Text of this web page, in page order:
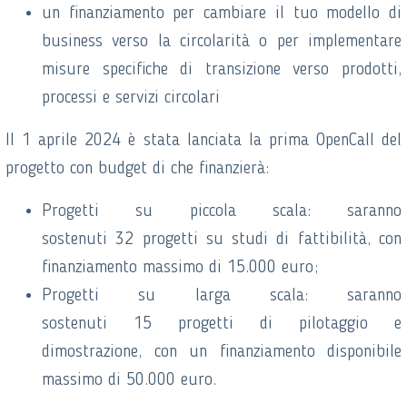
un finanziamento per cambiare il tuo modello di
business verso la circolarità o per implementare
misure specifiche di transizione verso prodotti,
processi e servizi circolari
Il 1 aprile 2024 è stata lanciata la prima OpenCall del
progetto con budget di che finanzierà:
Progetti su piccola scala: saranno
sostenuti 32 progetti su studi di fattibilità, con
finanziamento massimo di 15.000 euro;
Progetti su larga scala: saranno
sostenuti 15 progetti di pilotaggio e
dimostrazione, con un finanziamento disponibile
massimo di 50.000 euro.